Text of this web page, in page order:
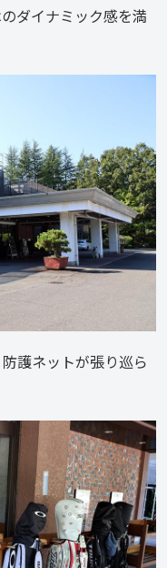
ダイナミック感を満
護ネットが張り巡ら